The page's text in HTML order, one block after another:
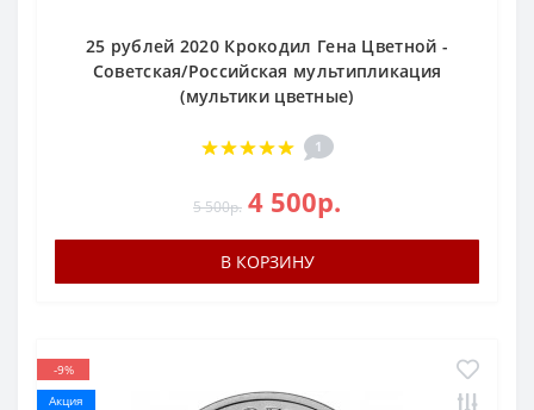
25 рублей 2020 Крокодил Гена Цветной -
Советская/Российская мультипликация
(мультики цветные)
1
5 500р. 4 500р.
В КОРЗИНУ
-9%
Акция